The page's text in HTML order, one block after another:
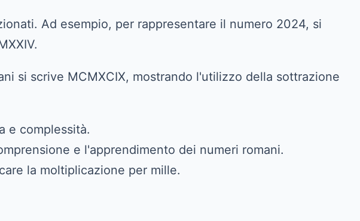
Ad esempio, per rappresentare il numero 2024, si
si scrive MCMXCIX, mostrando l'utilizzo della sottrazione
e complessità.
e l'apprendimento dei numeri romani.
la moltiplicazione per mille.